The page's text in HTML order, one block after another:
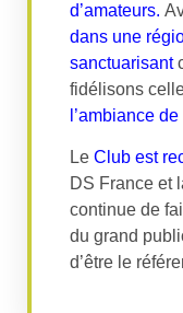
d’amateurs.
dans une
sanctuarisant
fidélisons
l’ambiance
Le Club est
DS France et
continue de
du grand
d’être le